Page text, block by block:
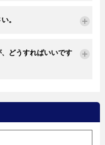
。
どうすればいいです